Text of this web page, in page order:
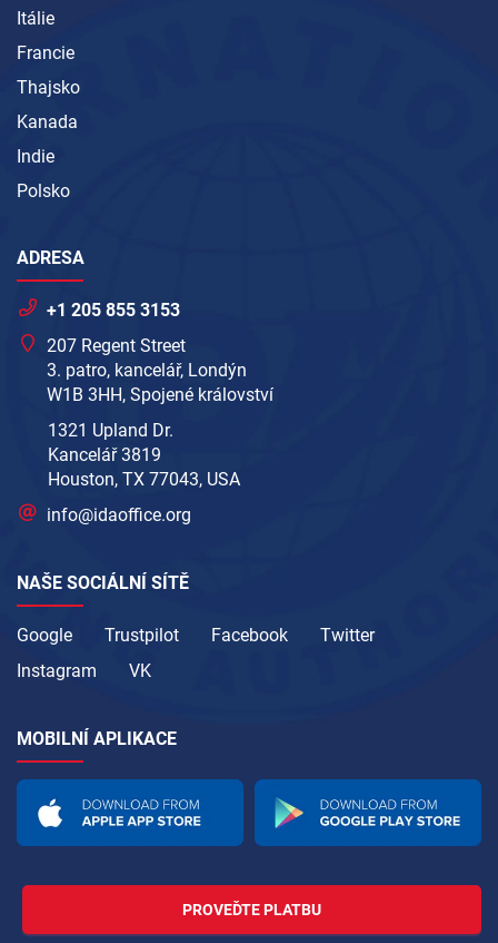
Itálie
Francie
Thajsko
Kanada
Indie
Polsko
ADRESA
+1 205 855 3153
207 Regent Street
3. patro, kancelář, Londýn
W1B 3HH, Spojené království
1321 Upland Dr.
Kancelář 3819
Houston, TX 77043, USA
info@idaoffice.org
NAŠE SOCIÁLNÍ SÍTĚ
Google Trustpilot Facebook
Twitter
Instagram
VK
MOBILNÍ APLIKACE
PROVEĎTE PLATBU